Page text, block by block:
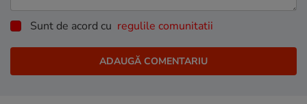
Sunt de acord cu regulile comunitatii